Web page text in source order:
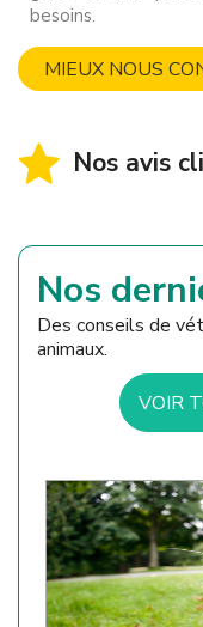
besoins.
MIEUX NOUS
Nos avis
Nos
Des conseils de
animaux.
VOIR